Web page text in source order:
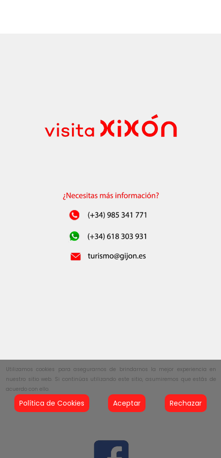
Utilizamos cookies para asegurarnos de brindarnos la mejor experiencia en
nuestro sitio web. Si continúas utilizando este sitio, asumiremos que estás de
acuerdo con ello.
Política de Cookies Aceptar Rechazar